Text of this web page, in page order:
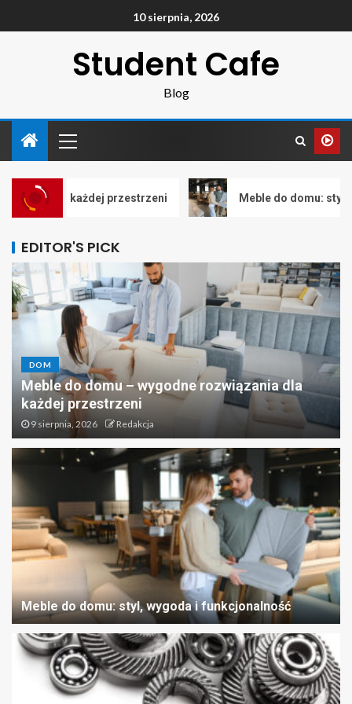
10 sierpnia, 2026
Student Cafe
Blog
przestrzeni Meble do domu: styl, wygoda i
EDITOR'S PICK
DOM
Meble do domu – wygodne rozwiązania dla
każdej przestrzeni
9 sierpnia, 2026 Redakcja
Meble do domu: styl, wygoda i funkcjonalność